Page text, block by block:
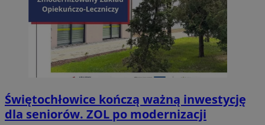
Świętochłowice kończą ważną inwestycję
dla seniorów. ZOL po modernizacji